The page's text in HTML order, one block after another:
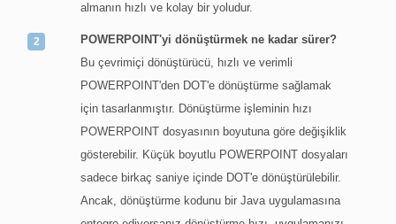
almanın hızlı ve kolay bir yoludur.
POWERPOINT'yi dönüştürmek ne kadar sürer?
Bu çevrimiçi dönüştürücü, hızlı ve verimli
POWERPOINT'den DOT'e dönüştürme sağlamak
için tasarlanmıştır. Dönüştürme işleminin hızı
POWERPOINT dosyasının boyutuna göre değişiklik
gösterebilir. Küçük boyutlu POWERPOINT dosyaları
sadece birkaç saniye içinde DOT'e dönüştürülebilir.
Ancak, dönüştürme kodunu bir Java uygulamasına